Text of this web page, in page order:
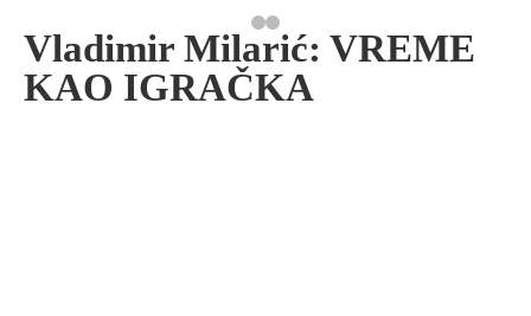
Vladimir Milarić: VREME
KAO IGRAČKA